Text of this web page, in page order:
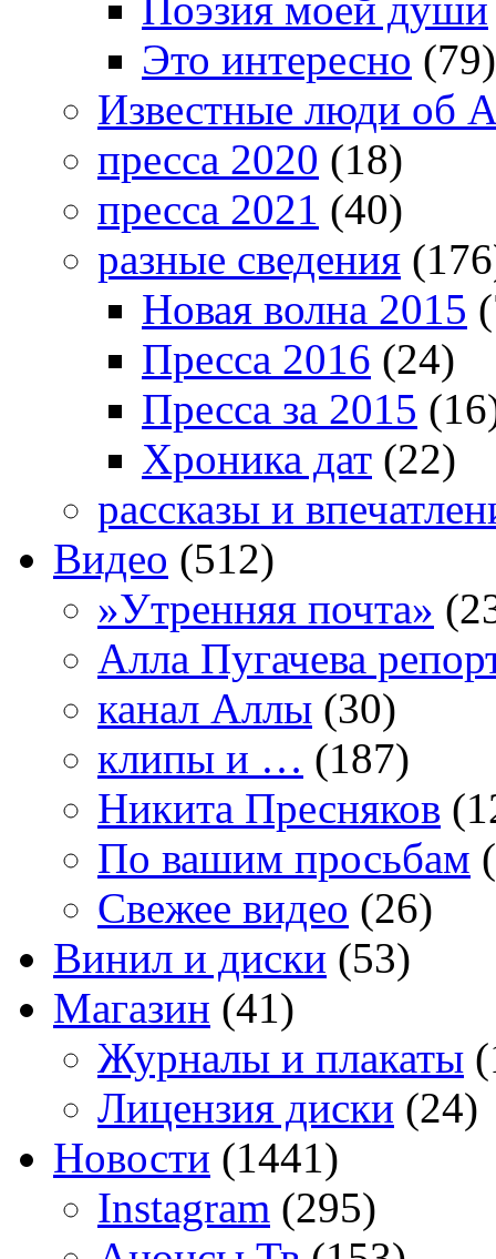
Это интересно (79)
Известные люди об
пресса 2020 (18)
пресса 2021 (40)
разные сведения
Новая волна 2015
Пресса 2016 (24)
Пресса за 2015
Хроника дат (22)
рассказы и
Видео (512)
»Утренняя почта»
Алла Пугачева
канал Аллы (30)
клипы и … (187)
Никита Пресняков
По вашим просьбам
Свежее видео (26)
Винил и диски (53)
Магазин (41)
Журналы и плакаты
Лицензия диски (24)
Новости (1441)
Instagram (295)